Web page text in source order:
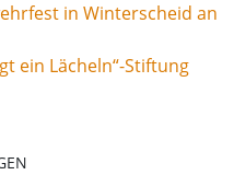
in Winterscheid an
ein Lächeln“-Stiftung